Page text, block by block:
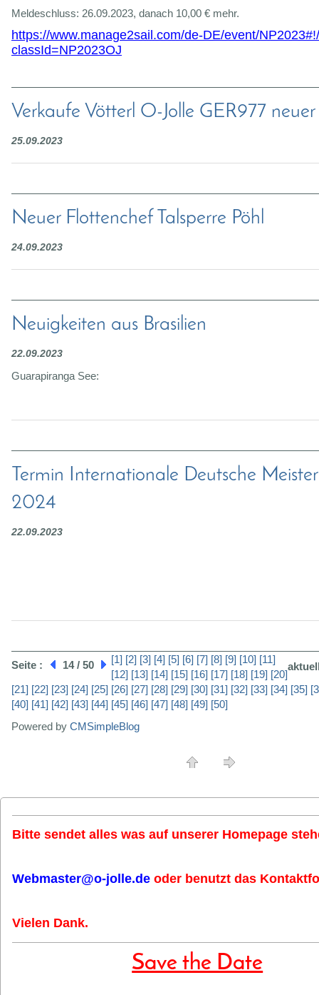
Meldeschluss: 26.09.2023, danach 10,00 € mehr.
https://www.manage2sail.com/de-DE/event/
classId=NP2023OJ
Verkaufe Vötterl O-Jolle GER977 neuer
25.09.2023
Neuer Flottenchef Talsperre Pöhl
24.09.2023
Neuigkeiten aus Brasilien
22.09.2023
Guarapiranga See:
Termin Internationale Deutsche
2024
22.09.2023
Seite : 14 / 50 [1] [2] [3] [4] [5] [6] [7] [8] [9] [10] [11]
[12] [13] [14] [15] [16] [17] [18] [19] [20]
[21] [22] [23] [24] [25] [26] [27] [28] [29] [30] [31] [32] [33] [34] [35]
[40] [41] [42] [43] [44] [45] [46] [47] [48] [49] [50]
Powered by CMSimpleBlog
Bitte sendet alles was auf unserer Homepage
Webmaster@o-jolle.de oder benutzt das
Vielen Dank.
Save the Date